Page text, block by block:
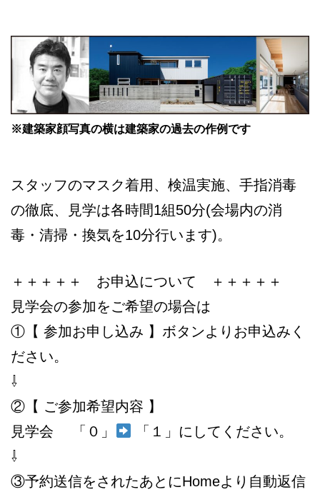
※建築家顔写真の横は建築家の過去の作例です
スタッフのマスク着用、検温実施、手指消毒
の徹底、見学は各時間1組50分(会場内の消
毒・清掃・換気を10分行います)。
＋＋＋＋＋ お申込について ＋＋＋＋＋
見学会の参加をご希望の場合は
①【 参加お申し込み 】ボタンよりお申込みく
ださい。
⇩
②【 ご参加希望内容 】
見学会 「０」
「１」にしてください。
⇩
③予約送信をされたあとにHomeより自動返信